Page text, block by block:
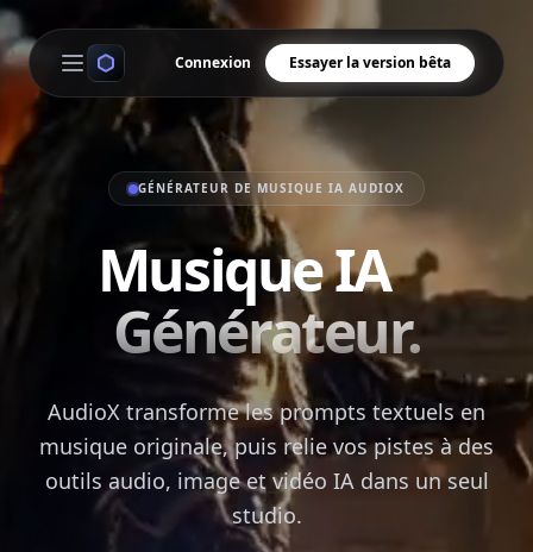
Open main menu
Connexion Essayer la version bêta
GÉNÉRATEUR DE MUSIQUE IA AUDIOX
Musique IA
Générateur.
AudioX transforme les prompts textuels en
musique originale, puis relie vos pistes à des
outils audio, image et vidéo IA dans un seul
studio.